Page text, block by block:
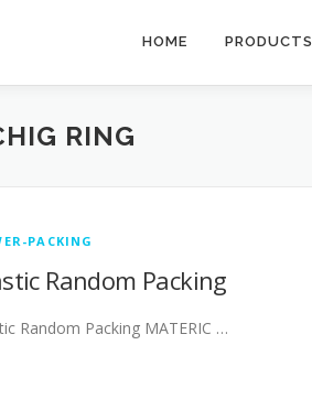
HOME PRODUCTS
RING
PACKING
Random Packing
Random Packing MATERIC …